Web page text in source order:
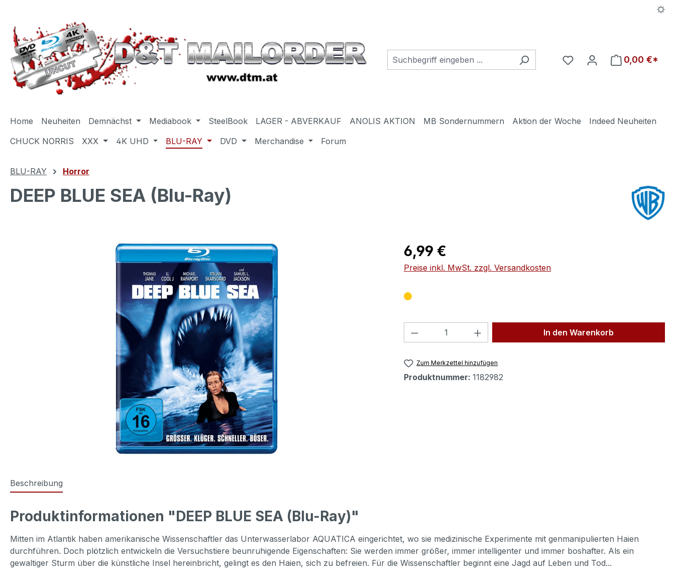
Du hast 0 Produkte auf
0,00 €*
Home Neuheiten Demnächst Mediabook SteelBook LAGER - ABVERKAUF ANOLIS AKTION MB Sondernummern Aktion der Woche
Indeed Neuheiten
CHUCK NORRIS
XXX 4K UHD BLU-RAY DVD Merchandise Forum
BLU-RAY Horror
DEEP BLUE SEA (Blu-Ray)
Regulärer Preis:
6,99 €
Preise inkl. MwSt. zzgl. Versandkosten
Produkt Anzahl: Gib den gewünschten Wert
In den Warenkorb
Zum Merkzettel hinzufügen
Produktnummer: 1182982
Beschreibung
Produktinformationen "DEEP BLUE SEA (Blu-Ray)"
Mitten im Atlantik haben amerikanische Wissenschaftler das Unterwasserlabor AQUATICA eingerichtet, wo sie medizinische Experimente mit genmanipulierten Haien
durchführen. Doch plötzlich entwickeln die Versuchstiere beunruhigende Eigenschaften: Sie werden immer größer, immer intelligenter und immer boshafter. Als ein
gewaltiger Sturm über die künstliche Insel hereinbricht, gelingt es den Haien, sich zu befreien. Für die Wissenschaftler beginnt eine Jagd auf Leben und Tod...